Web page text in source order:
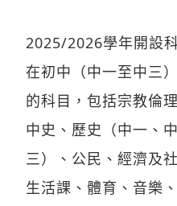
2025/2026學年開設
在初中（中一至中三
的科目，包括宗教倫
中史、歷史（中一、
三）、公民、經濟及
生活課、體育、音樂